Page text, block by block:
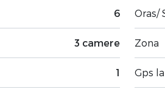
6
3 camere
1
Oras/
Zona
Gps